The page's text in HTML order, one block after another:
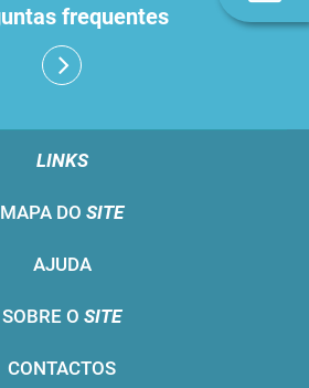
frequentes
LINKS
MAPA DO SITE
AJUDA
SOBRE O SITE
CONTACTOS